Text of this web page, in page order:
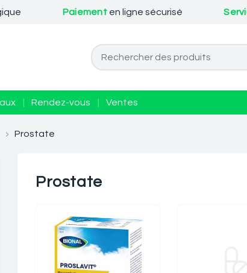
Paiement en ligne sécurisé
Rendez-vous Ventes
> Prostate
Prostate